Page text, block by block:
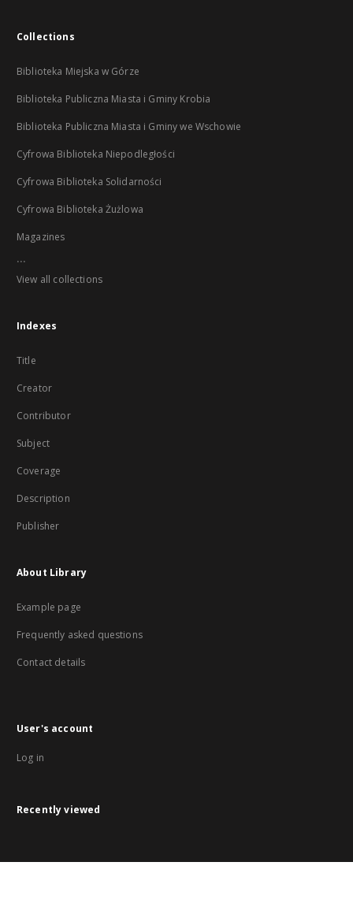
Collections
Biblioteka Miejska w Górze
Biblioteka Publiczna Miasta i Gminy Krobia
Biblioteka Publiczna Miasta i Gminy we Wschowie
Cyfrowa Biblioteka Niepodległości
Cyfrowa Biblioteka Solidarności
Cyfrowa Biblioteka Żużlowa
Magazines
...
View all collections
Indexes
Title
Creator
Contributor
Subject
Coverage
Description
Publisher
About Library
Example page
Frequently asked questions
Contact details
User's account
Log in
Recently viewed